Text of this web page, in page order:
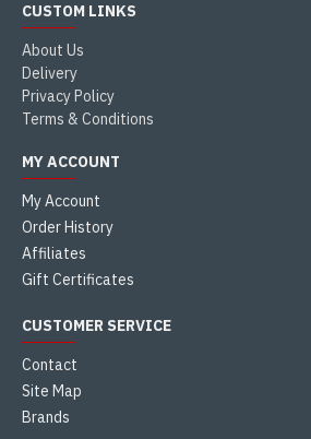
CUSTOM LINKS
About Us
Delivery
Privacy Policy
Terms & Conditions
MY ACCOUNT
My Account
Order History
Affiliates
Gift Certificates
CUSTOMER SERVICE
Contact
Site Map
Brands